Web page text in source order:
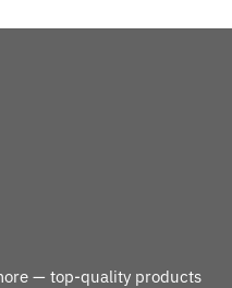
— top-quality products